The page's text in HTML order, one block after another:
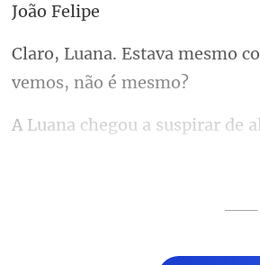
o F
r de
——